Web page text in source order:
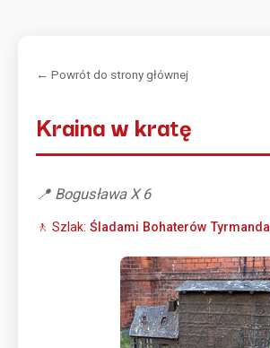
← Powrót do strony głównej
Kraina w kratę
📍 Bogusława X 6
🚶 Szlak: Śladami Bohaterów Tyrmanda